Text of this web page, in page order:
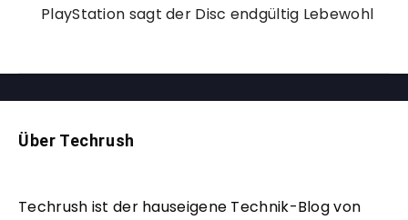
PlayStation sagt der Disc endgültig Lebewohl
Über Techrush
Techrush ist der hauseigene Technik-Blog von